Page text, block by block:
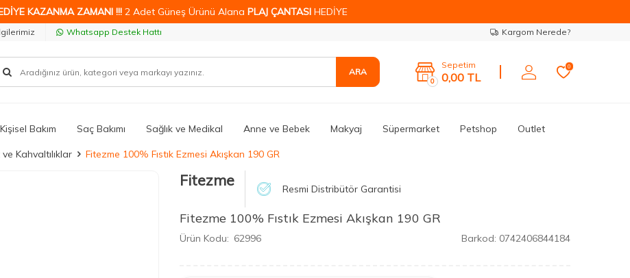
KAZANMA ZAMANI !!! 2 Adet Güneş Ürünü Alana PLAJ ÇANTASI HEDİYE
Whatsapp Destek Hattı Kargom Nerede?
ARA
0
Sepetim
0,00 TL
0
Kişisel Bakım Saç Bakımı Sağlık ve Medikal Anne ve Bebek Makyaj Süpermarket Petshop Outlet
Kahvaltılıklar Fitezme 100% Fıstık Ezmesi Akışkan 190 GR
Fitezme Resmi Distribütör Garantisi
Fitezme 100% Fıstık Ezmesi Akışkan 190 GR
Ürün Kodu: 62996 Barkod: 0742406844184